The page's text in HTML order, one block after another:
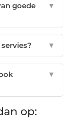
goede
▼
▼
▼
op: